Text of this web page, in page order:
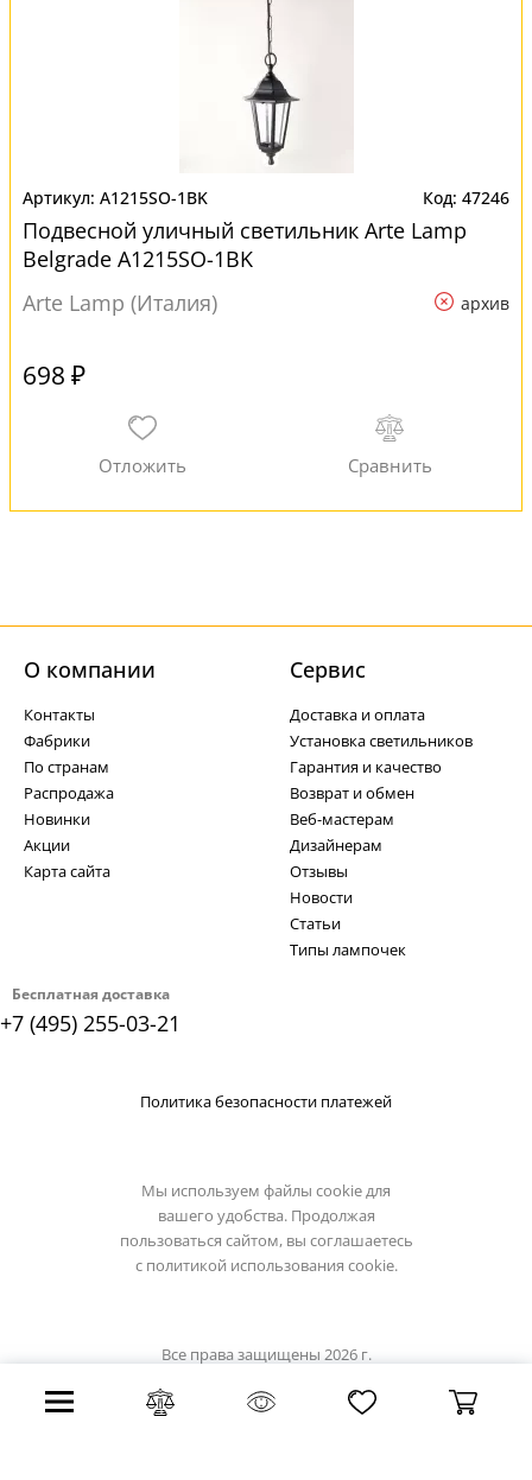
A1215SO-1BK 47246
Подвесной уличный светильник Arte Lamp
Belgrade A1215SO-1BK
Arte Lamp (Италия)
архив
698 ₽
Бесплатная доставка
+7 (495) 255-03-21
О компании
Контакты
Фабрики
По странам
Распродажа
Новинки
Акции
Карта сайта
Cервис
Доставка и оплата
Установка светильников
Гарантия и качество
Возврат и обмен
Веб-мастерам
Дизайнерам
Отзывы
Новости
Статьи
Типы лампочек
Политика безопасности платежей
Мы используем файлы cookie для
вашего удобства. Продолжая
пользоваться сайтом, вы соглашаетесь
с политикой использования cookie.
Все права защищены 2026 г.